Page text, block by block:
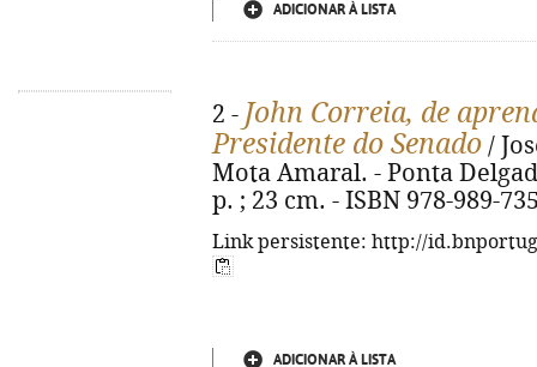
ADICIONAR À LISTA
2 - John Correia, de
Presidente do Senado /
Mota Amaral. - Ponta
p. ; 23 cm. - ISBN 978-989-
Link persistente: http://
ADICIONAR À LISTA